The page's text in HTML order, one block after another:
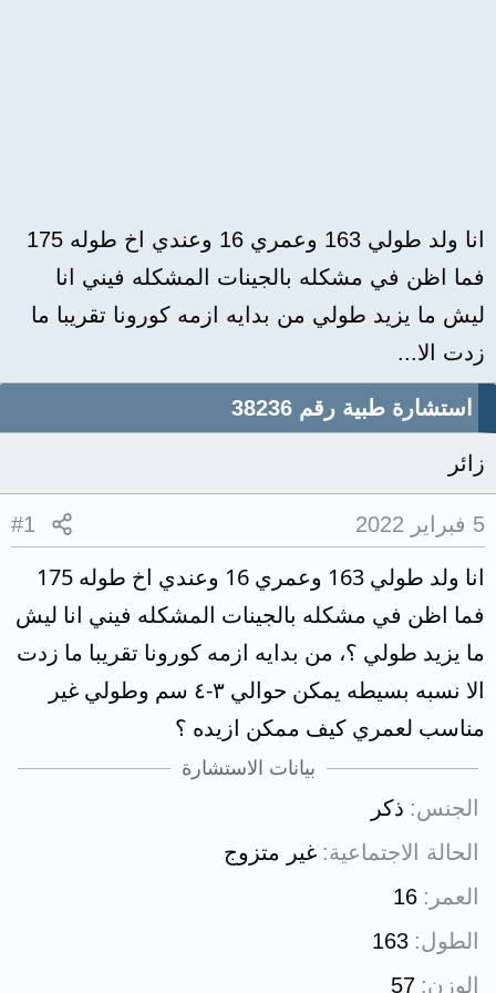
انا ولد طولي 163 وعمري 16 وعندي اخ طوله 175
فما اظن في مشكله بالجينات المشكله فيني انا
ليش ما يزيد طولي من بدايه ازمه كورونا تقريبا ما
زدت الا...
استشارة طبية رقم 38236
زائر
5 فبراير 2022 #1
انا ولد طولي 163 وعمري 16 وعندي اخ طوله 175
فما اظن في مشكله بالجينات المشكله فيني انا ليش
ما يزيد طولي ؟، من بدايه ازمه كورونا تقريبا ما زدت
الا نسبه بسيطه يمكن حوالي ٣-٤ سم وطولي غير
مناسب لعمري كيف ممكن ازيده ؟
بيانات الاستشارة
الجنس ذكر
الحالة الاجتماعية غير متزوج
العمر
16
الطول 163
الوزن 57